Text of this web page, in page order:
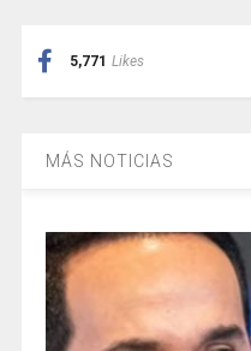
5,771 Likes
MÁS NOTICIAS